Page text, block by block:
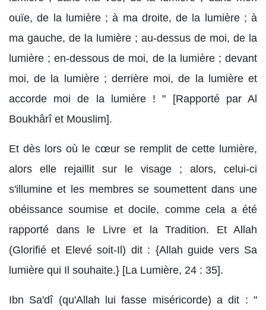
ouïe, de la lumière ; à ma droite, de la lumière ; à
ma gauche, de la lumière ; au-dessus de moi, de la
lumière ; en-dessous de moi, de la lumière ; devant
moi, de la lumière ; derrière moi, de la lumière et
accorde moi de la lumière ! " [Rapporté par Al
Boukhârî et Mouslim].
Et dès lors où le cœur se remplit de cette lumière,
alors elle rejaillit sur le visage ; alors, celui-ci
s'illumine et les membres se soumettent dans une
obéissance soumise et docile, comme cela a été
rapporté dans le Livre et la Tradition. Et Allah
(Glorifié et Elevé soit-Il) dit : {Allah guide vers Sa
lumière qui Il souhaite.} [La Lumière, 24 : 35].
Ibn Sa'dî (qu'Allah lui fasse miséricorde) a dit : "